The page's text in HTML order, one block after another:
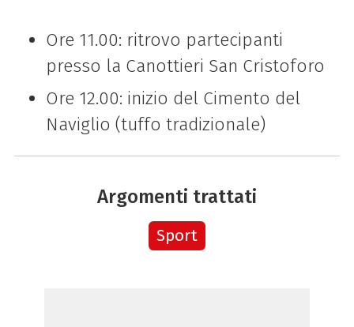
Ore 11.00: ritrovo partecipanti
presso la Canottieri San Cristoforo
Ore 12.00: inizio del Cimento del
Naviglio (tuffo tradizionale)
Argomenti trattati
Sport